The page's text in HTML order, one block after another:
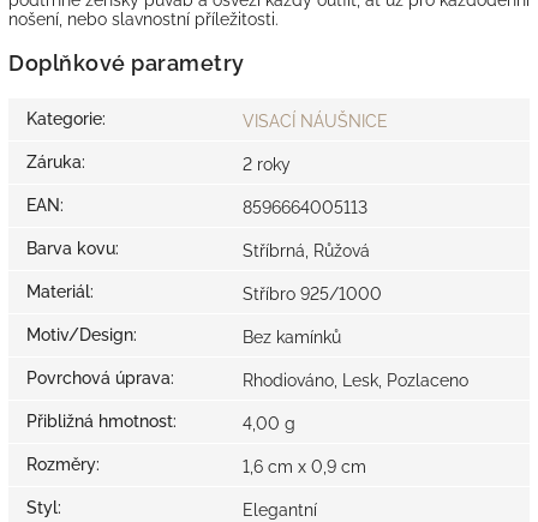
nošení, nebo slavnostní příležitosti.
Doplňkové parametry
Kategorie: VISACÍ NÁUŠNICE
Záruka: 2 roky
EAN: 8596664005113
Barva kovu: Stříbrná, Růžová
Materiál: Stříbro 925/1000
Motiv/Design: Bez kamínků
Povrchová úprava: Rhodiováno, Lesk, Pozlaceno
Přibližná hmotnost: 4,00 g
Rozměry: 1,6 cm x 0,9 cm
Styl: Elegantní